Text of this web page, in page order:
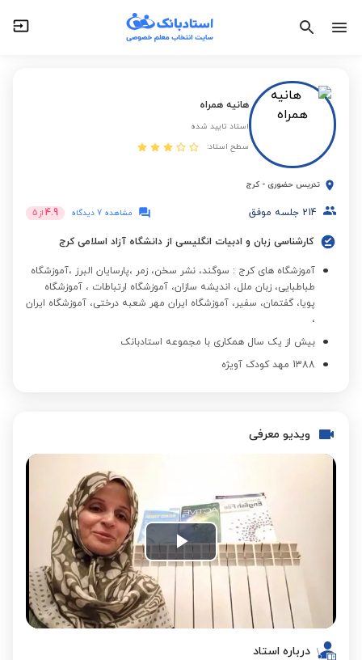
هانیه همراه
استاد تایید شده
سطح استاد:
تدریس حضوری - کرج
214 جلسه موفق مشاهده 7 دیدگاه 4.9 از 5
کارشناسی زبان و ادبیات انگلیسی از دانشگاه آزاد اسلامی کرج
آموزشگاه های کرج : سوگند، نشر سخن، زمر ،پارسایان البرز ،آموزشگاه
طباطبایی، زبان ملل، اندیشه سازان، آموزشگاه ارتباطات ، آموزشگاه
پویا، گفتمان، سفیر، آموزشگاه ایران مهر شعبه درختی، آموزشگاه ایران
،
بیش از یک سال همکاری با مجموعه استادبانک
1388 مهد کودک آویژه
ویدیو معرفی
Play
Video
درباره استاد